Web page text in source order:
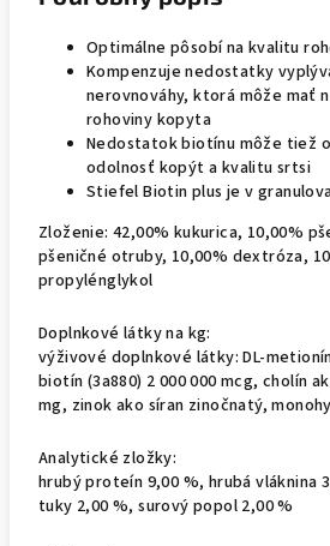
Optimálne pôsobí na kvalitu
Kompenzuje nedostatky
nerovnováhy, ktorá môže mať
rohoviny kopyta
Nedostatok biotínu môže tiež
odolnosť kopýt a kvalitu srtsi
Stiefel Biotin plus je v
Zloženie: 42,00% kukurica, 10,00%
pšeničné otruby, 10,00% dextróza,
propylénglykol
Doplnkové látky na kg:
výživové doplnkové látky: DL-
biotín (3a880) 2 000 000 mcg, cholín
mg, zinok ako síran zinočnatý,
Analytické zložky:
hrubý proteín 9,00 %, hrubá vláknina
tuky 2,00 %, surový popol 2,00 %